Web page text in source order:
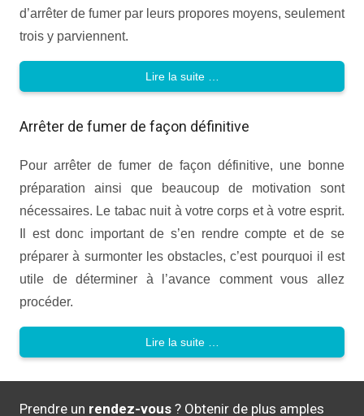
d’arrêter de fumer par leurs propores moyens, seulement
trois y parviennent.
Lire la suite …
Arrêter de fumer de façon définitive
Pour arrêter de fumer de façon définitive, une bonne
préparation ainsi que beaucoup de motivation sont
nécessaires. Le tabac nuit à votre corps et à votre esprit.
Il est donc important de s’en rendre compte et de se
préparer à surmonter les obstacles, c’est pourquoi il est
utile de déterminer à l’avance comment vous allez
procéder.
Lire la suite …
Prendre un rendez-vous ? Obtenir de plus amples